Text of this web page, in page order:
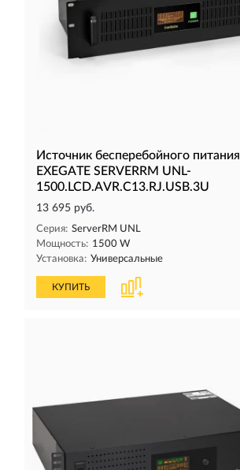
Источник бесперебойного питания
EXEGATE SERVERRM UNL-
1500.LCD.AVR.C13.RJ.USB.3U
13 695 руб.
Серия: ServerRM UNL
Мощность: 1500 W
Установка: Универсальные
КУПИТЬ